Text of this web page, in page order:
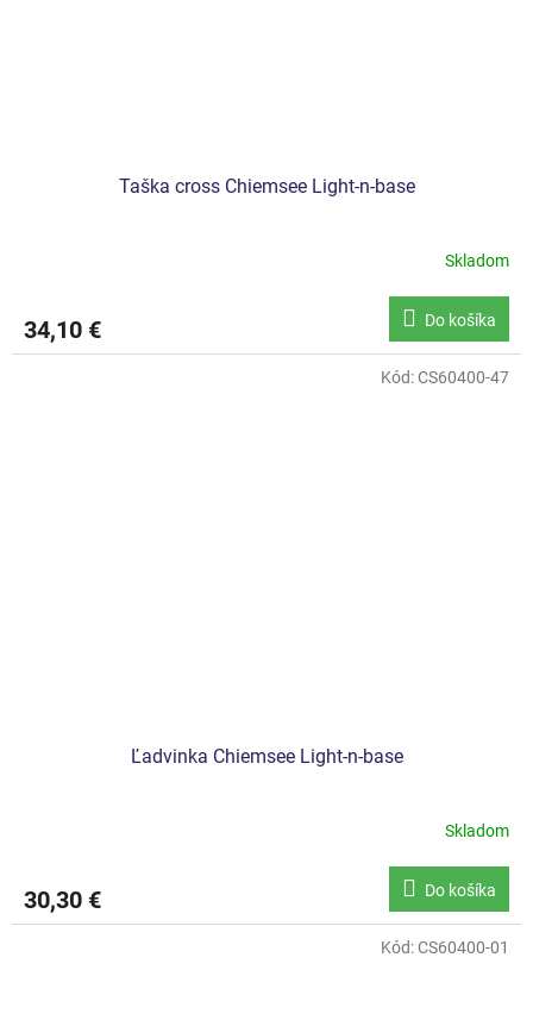
Taška cross Chiemsee Light-n-base
Skladom
34,10 € Do košíka
Ľadvinka Chiemsee Light-n-base
Skladom
30,30 € Do košíka
Kód:CS60400-47
Kód:CS60400-01